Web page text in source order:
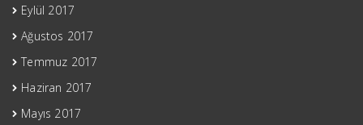
Eylül 2017
Ağustos 2017
Temmuz 2017
Haziran 2017
Mayıs 2017